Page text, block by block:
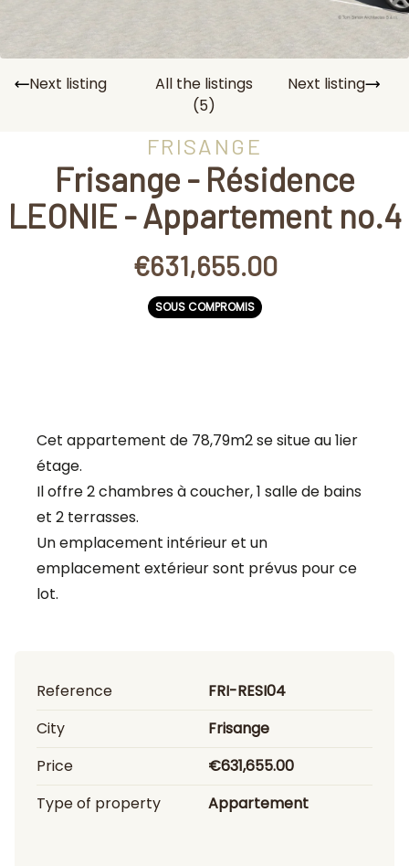
Next listing
All the listings
(5)
Next listing
FRISANGE
Frisange - Résidence
LEONIE - Appartement no.4
€631,655.00
SOUS COMPROMIS
Cet appartement de 78,79m2 se situe au 1ier
étage.
Il offre 2 chambres à coucher, 1 salle de bains
et 2 terrasses.
Un emplacement intérieur et un
emplacement extérieur sont prévus pour ce
lot.
Reference
FRI-RESI04
City
Frisange
Price
€631,655.00
Type of property
Appartement